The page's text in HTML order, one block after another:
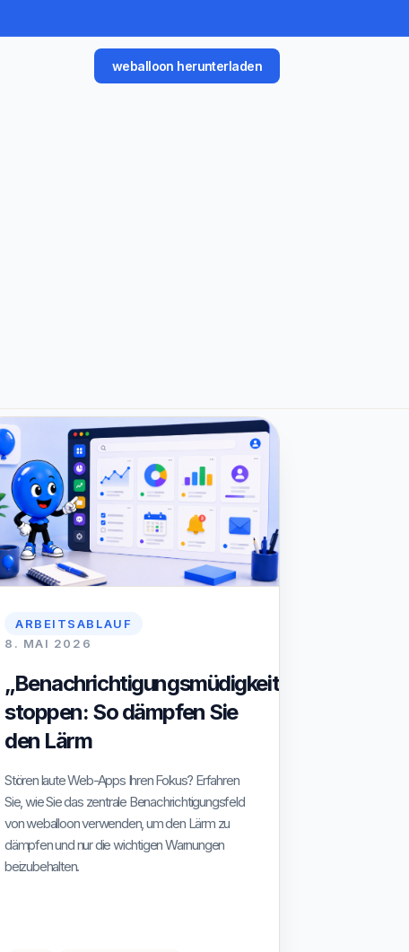
weballoon herunterladen
ARBEITSABLAUF
8. MAI 2026
„Benachrichtigungsmüdigkeit“
stoppen: So dämpfen Sie
den Lärm
Stören laute Web-Apps Ihren Fokus? Erfahren
Sie, wie Sie das zentrale Benachrichtigungsfeld
von weballoon verwenden, um den Lärm zu
dämpfen und nur die wichtigen Warnungen
beizubehalten.